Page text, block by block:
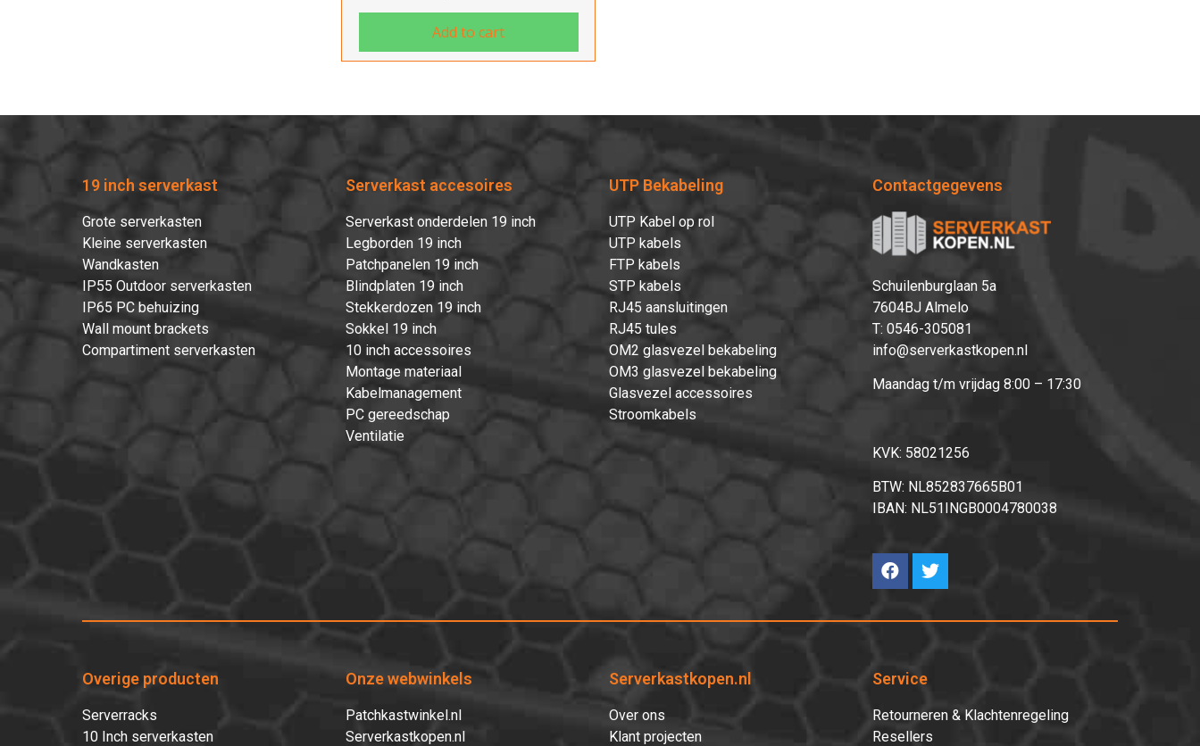
Add to cart
19 inch serverkast
Grote serverkasten
Kleine serverkasten
Wandkasten
IP55 Outdoor serverkasten
IP65 PC behuizing
Wall mount brackets
Compartiment serverkasten
Serverkast accesoires
Serverkast onderdelen 19 inch
Legborden 19 inch
Patchpanelen 19 inch
Blindplaten 19 inch
Stekkerdozen 19 inch
Sokkel 19 inch
10 inch accessoires
Montage materiaal
Kabelmanagement
PC gereedschap
Ventilatie
UTP Bekabeling
UTP Kabel op rol
UTP kabels
FTP kabels
STP kabels
RJ45 aansluitingen
RJ45 tules
OM2 glasvezel bekabeling
OM3 glasvezel bekabeling
Glasvezel accessoires
Stroomkabels
Contactgegevens
Schuilenburglaan 5a
7604BJ Almelo
T: 0546-305081
info@serverkastkopen.nl
Maandag t/m vrijdag 8:00 – 17:30
KVK: 58021256
BTW: NL852837665B01
IBAN: NL51INGB0004780038
Overige producten
Serverracks
10 Inch serverkasten
Onze webwinkels
Patchkastwinkel.nl
Serverkastkopen.nl
Serverkastkopen.nl
Over ons
Klant projecten
Service
Retourneren & Klachtenregeling
Resellers
Verder winkelen